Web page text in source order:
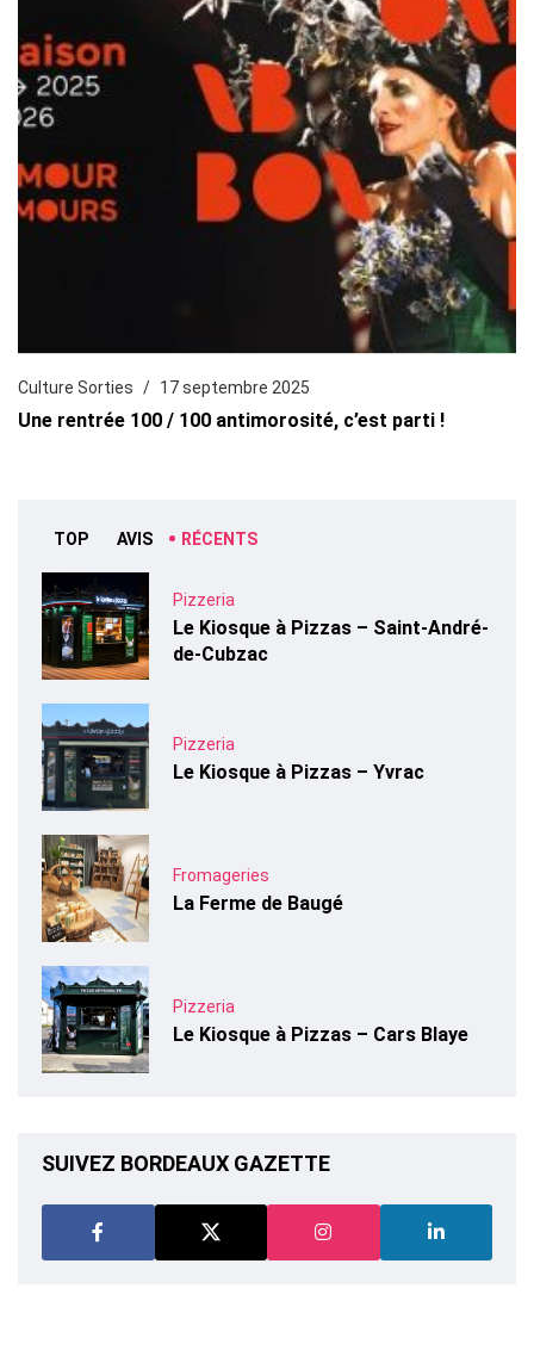
Culture Sorties 17 septembre 2025
Une rentrée 100 / 100 antimorosité, c’est parti !
TOP AVIS RÉCENTS
Pizzeria
Le Kiosque à Pizzas – Saint-André-
de-Cubzac
Pizzeria
Le Kiosque à Pizzas – Yvrac
Fromageries
La Ferme de Baugé
Pizzeria
Le Kiosque à Pizzas – Cars Blaye
SUIVEZ BORDEAUX GAZETTE